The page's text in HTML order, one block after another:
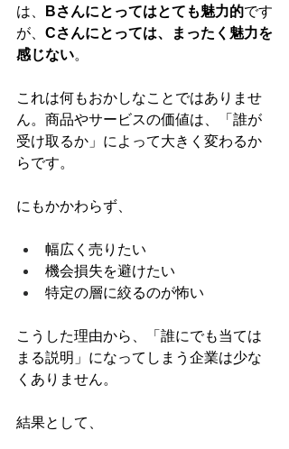
は、
Bさんにとってはとても魅力的です
が、 Cさんにとっては、まったく魅力を
感じない。
これは何もおかしなことではありませ
ん。商品やサービスの価値は、「誰が
受け取るか」によって大きく変わるか
らです。
にもかかわらず、
幅広く売りたい
機会損失を避けたい
特定の層に絞るのが怖い
こうした理由から、「誰にでも当ては
まる説明」になってしまう企業は少な
くありません。
結果として、